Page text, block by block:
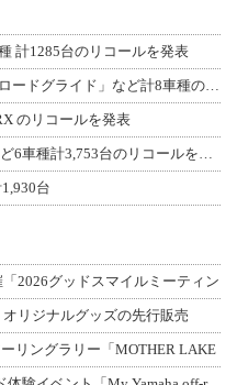
計1285台のリコールを発表
のリコールを発表
台
2026グッドスマイルミーティン
オリジナルグッズの先行販売
リングラリー「MOTHER LAKE